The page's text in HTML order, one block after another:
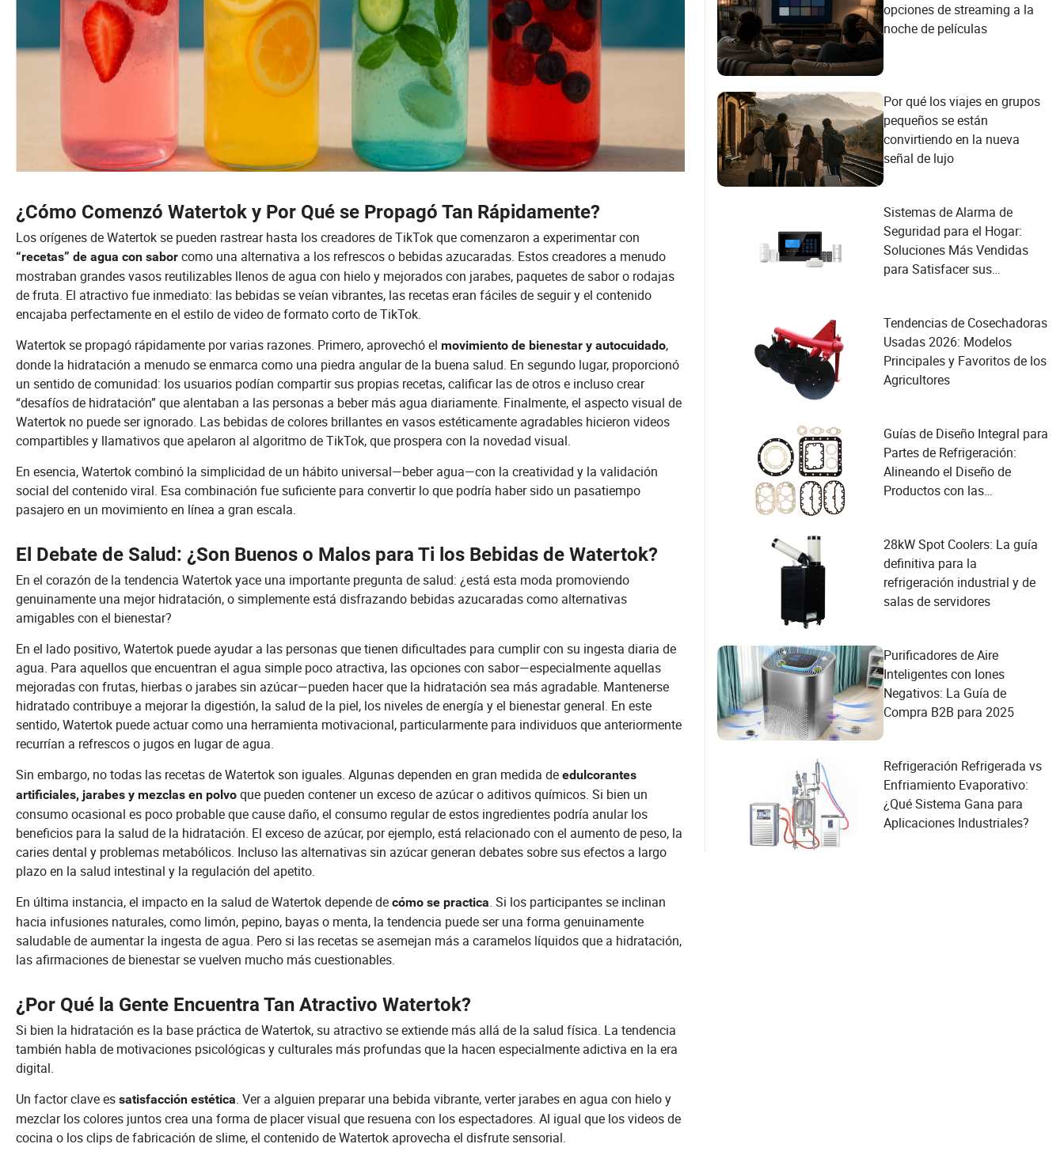
¿Cómo Comenzó Watertok y Por Qué se Propagó Tan Rápidamente?
Los orígenes de Watertok se pueden rastrear hasta los creadores de TikTok que comenzaron a experimentar con
“recetas” de agua con sabor como una alternativa a los refrescos o bebidas azucaradas. Estos creadores a menudo
mostraban grandes vasos reutilizables llenos de agua con hielo y mejorados con jarabes, paquetes de sabor o rodajas
de fruta. El atractivo fue inmediato: las bebidas se veían vibrantes, las recetas eran fáciles de seguir y el contenido
encajaba perfectamente en el estilo de video de formato corto de TikTok.
Watertok se propagó rápidamente por varias razones. Primero, aprovechó el movimiento de bienestar y autocuidado,
donde la hidratación a menudo se enmarca como una piedra angular de la buena salud. En segundo lugar, proporcionó
un sentido de comunidad: los usuarios podían compartir sus propias recetas, calificar las de otros e incluso crear
“desafíos de hidratación” que alentaban a las personas a beber más agua diariamente. Finalmente, el aspecto visual de
Watertok no puede ser ignorado. Las bebidas de colores brillantes en vasos estéticamente agradables hicieron videos
compartibles y llamativos que apelaron al algoritmo de TikTok, que prospera con la novedad visual.
En esencia, Watertok combinó la simplicidad de un hábito universal—beber agua—con la creatividad y la validación
social del contenido viral. Esa combinación fue suficiente para convertir lo que podría haber sido un pasatiempo
pasajero en un movimiento en línea a gran escala.
El Debate de Salud: ¿Son Buenos o Malos para Ti los Bebidas de Watertok?
En el corazón de la tendencia Watertok yace una importante pregunta de salud: ¿está esta moda promoviendo
genuinamente una mejor hidratación, o simplemente está disfrazando bebidas azucaradas como alternativas
amigables con el bienestar?
En el lado positivo, Watertok puede ayudar a las personas que tienen dificultades para cumplir con su ingesta diaria de
agua. Para aquellos que encuentran el agua simple poco atractiva, las opciones con sabor—especialmente aquellas
mejoradas con frutas, hierbas o jarabes sin azúcar—pueden hacer que la hidratación sea más agradable. Mantenerse
hidratado contribuye a mejorar la digestión, la salud de la piel, los niveles de energía y el bienestar general. En este
sentido, Watertok puede actuar como una herramienta motivacional, particularmente para individuos que anteriormente
recurrían a refrescos o jugos en lugar de agua.
Sin embargo, no todas las recetas de Watertok son iguales. Algunas dependen en gran medida de edulcorantes
artificiales, jarabes y mezclas en polvo que pueden contener un exceso de azúcar o aditivos químicos. Si bien un
consumo ocasional es poco probable que cause daño, el consumo regular de estos ingredientes podría anular los
beneficios para la salud de la hidratación. El exceso de azúcar, por ejemplo, está relacionado con el aumento de peso, la
caries dental y problemas metabólicos. Incluso las alternativas sin azúcar generan debates sobre sus efectos a largo
plazo en la salud intestinal y la regulación del apetito.
En última instancia, el impacto en la salud de Watertok depende de cómo se practica. Si los participantes se inclinan
hacia infusiones naturales, como limón, pepino, bayas o menta, la tendencia puede ser una forma genuinamente
saludable de aumentar la ingesta de agua. Pero si las recetas se asemejan más a caramelos líquidos que a hidratación,
las afirmaciones de bienestar se vuelven mucho más cuestionables.
¿Por Qué la Gente Encuentra Tan Atractivo Watertok?
Si bien la hidratación es la base práctica de Watertok, su atractivo se extiende más allá de la salud física. La tendencia
también habla de motivaciones psicológicas y culturales más profundas que la hacen especialmente adictiva en la era
digital.
Un factor clave es satisfacción estética. Ver a alguien preparar una bebida vibrante, verter jarabes en agua con hielo y
mezclar los colores juntos crea una forma de placer visual que resuena con los espectadores. Al igual que los videos de
cocina o los clips de fabricación de slime, el contenido de Watertok aprovecha el disfrute sensorial.
opciones de streaming a la
noche de películas
Por qué los viajes en grupos
pequeños se están
convirtiendo en la nueva
señal de lujo
Sistemas de Alarma de
Seguridad para el Hogar:
Soluciones Más Vendidas
para Satisfacer sus
Tendencias de Cosechadoras
Usadas 2026: Modelos
Principales y Favoritos de los
Agricultores
Guías de Diseño Integral para
Partes de Refrigeración:
Alineando el Diseño de
Productos con las
28kW Spot Coolers: La guía
definitiva para la
refrigeración industrial y de
salas de servidores
Purificadores de Aire
Inteligentes con Iones
Negativos: La Guía de
Compra B2B para 2025
Refrigeración Refrigerada vs
Enfriamiento Evaporativo:
¿Qué Sistema Gana para
Aplicaciones Industriales?